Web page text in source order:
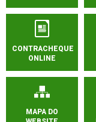
CONTRACHEQUE
ONLINE
MAPA DO